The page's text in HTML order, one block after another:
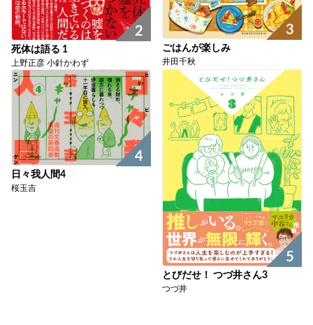
2
死体は語る 1
上野正彦 小針かわず
3
ごはんが楽しみ
井田千秋
4
日々我人間4
桜玉吉
5
とびだせ！ つづ井さん3
つづ井